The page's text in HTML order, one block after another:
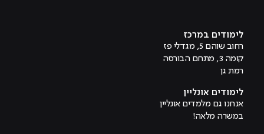
לימודים במרכז
רחוב שוהם 5, מגדלי פז
קומה 3, מתחם הבורסה
רמת גן
לימודים אונליין
אנחנו גם מלמדים אונליין
במשרה מלאה!